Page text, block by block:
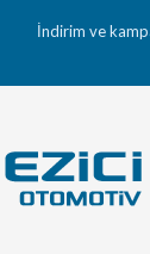
İndirim ve